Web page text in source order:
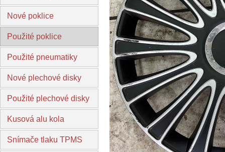
Nové poklice
Použité poklice
Použité pneumatiky
Nové plechové disky
Použité plechové disky
Kusová alu kola
Snímače tlaku TPMS